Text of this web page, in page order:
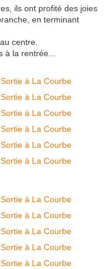
ils ont profité des joies
en terminant
centre.
la rentrée...